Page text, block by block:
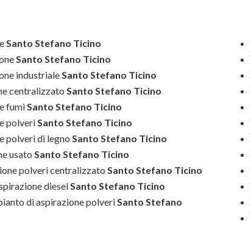
Santo Stefano Ticino
Santo Stefano Ticino
industrialeSanto Stefano Ticino
centralizzato Santo Stefano Ticino
fumiSanto Stefano Ticino
polveriSanto Stefano Ticino
polveri di legno Santo Stefano Ticino
usato Santo Stefano Ticino
polveri centralizzato Santo Stefano Ticino
dieselSanto Stefano Ticino
di aspirazione polveriSanto Stefano